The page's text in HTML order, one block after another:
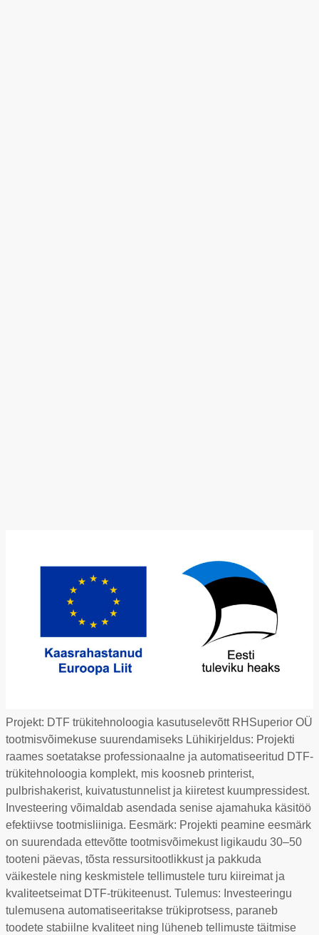
Projekt: DTF trükitehnoloogia kasutuselevõtt RHSuperior OÜ
tootmisvõimekuse suurendamiseks Lühikirjeldus: Projekti
raames soetatakse professionaalne ja automatiseeritud DTF-
trükitehnoloogia komplekt, mis koosneb printerist,
pulbrishakerist, kuivatustunnelist ja kiiretest kuumpressidest.
Investeering võimaldab asendada senise ajamahuka käsitöö
efektiivse tootmisliiniga. Eesmärk: Projekti peamine eesmärk
on suurendada ettevõtte tootmisvõimekust ligikaudu 30–50
tooteni päevas, tõsta ressursitootlikkust ja pakkuda
väikestele ning keskmistele tellimustele turu kiireimat ja
kvaliteetseimat DTF-trükiteenust. Tulemus: Investeeringu
tulemusena automatiseeritakse trükiprotsess, paraneb
toodete stabiilne kvaliteet ning lüheneb tellimuste täitmise